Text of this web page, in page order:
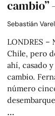
cambio”
Sebastián
LONDRES –
Chile, pero
ahí, casado
cambio.
número